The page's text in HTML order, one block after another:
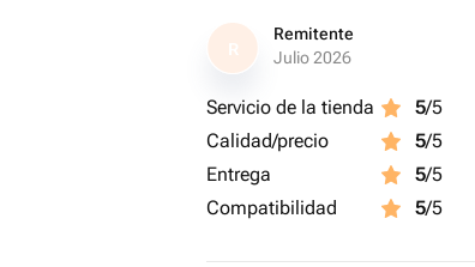
R
Remitente
Julio 2026
Servicio de la tienda 5/5
Calidad/precio
5/5
Entrega
5/5
Compatibilidad
5/5